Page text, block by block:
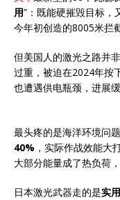
用”：既能硬摧毁目标，
今年初创造的8005米拦
但美国人的激光之路并
过重，被迫在2024年按
也遭遇供电瓶颈，进展缓
最头疼的是海洋环境问
40% ，实际作战效能大
大部分能量成了热负荷
日本激光武器走的是实